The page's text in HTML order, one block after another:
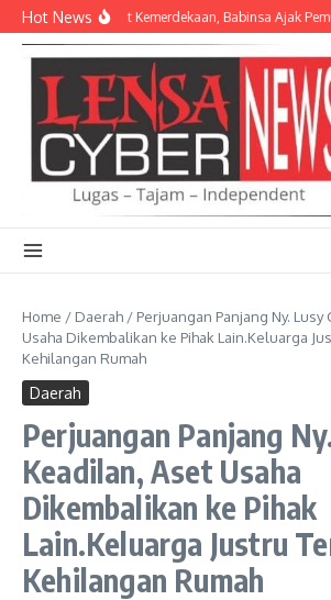
Lewati ke konten
Hot NewsSemangat Kemerdekaan, Babinsa Ajak
Home / Daerah / Perjuangan Panjang Ny. Lusy
Usaha Dikembalikan ke Pihak Lain.Keluarga
Kehilangan Rumah
Daerah
Perjuangan Panjang
Keadilan, Aset Usaha
Dikembalikan ke Pihak
Lain.Keluarga Justru
Kehilangan Rumah